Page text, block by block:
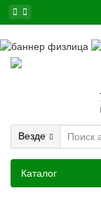
Везде
Каталог